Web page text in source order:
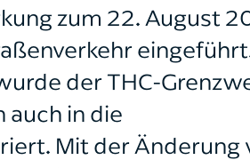
zum 22. August
der THC-
in die
Mit der Änderung